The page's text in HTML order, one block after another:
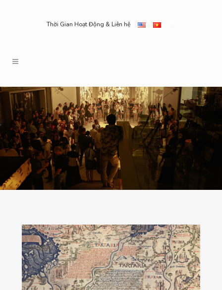
Thời Gian Hoạt Động & Liên hệ